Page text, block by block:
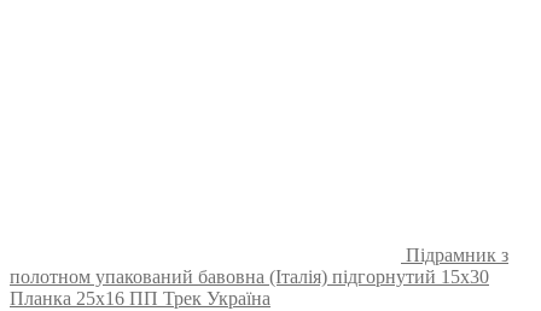
Підрамник з
полотном упакований бавовна (Італія) підгорнутий 15х30
Планка 25х16 ПП Трек Україна